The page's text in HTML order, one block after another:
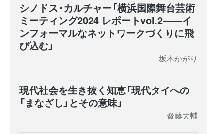
シノドス・カルチャー「横浜国際舞台芸術
ミーティング2024 レポートvol.2――イ
ンフォーマルなネットワークづくりに飛
び込む」
坂本かがり
現代社会を生き抜く知恵「現代タイへの
「まなざし」とその意味」
齋藤大輔